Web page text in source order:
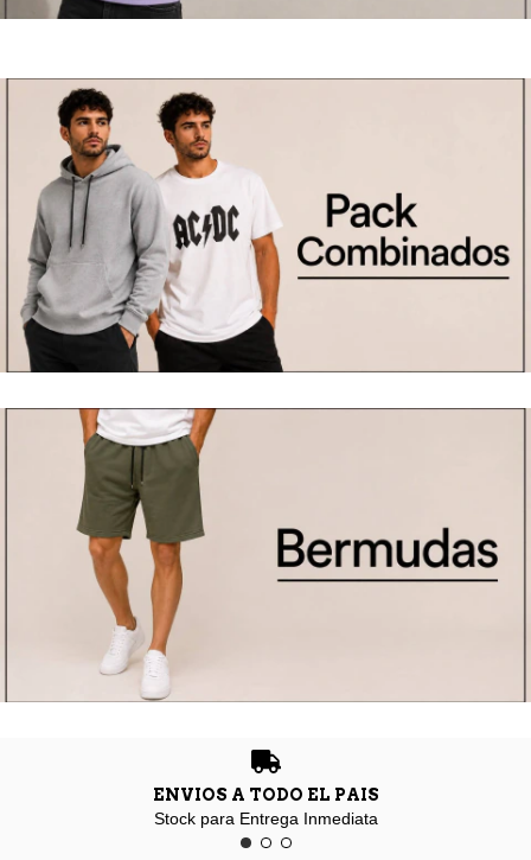
ENVIOS A TODO EL PAIS
Stock para Entrega Inmediata